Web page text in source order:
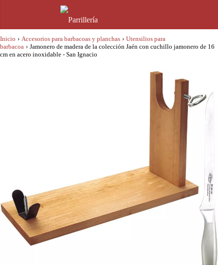
Inicio › Accesorios para barbacoas y planchas › Utensilios para
barbacoa › Jamonero de madera de la colección Jaén con cuchillo jamonero de 16
cm en acero inoxidable - San Ignacio